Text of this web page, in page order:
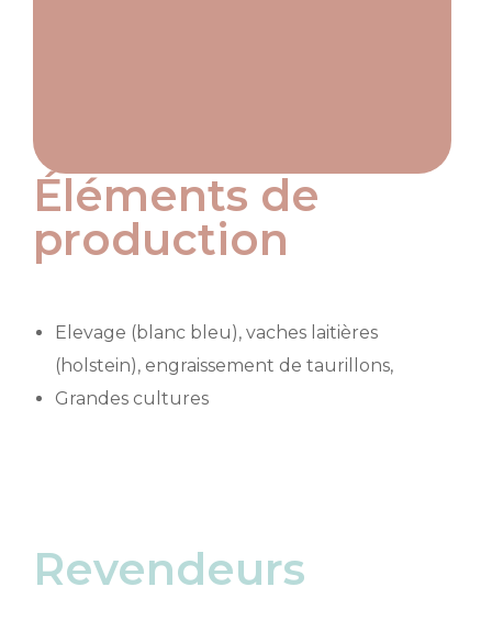
Éléments de
production
Elevage (blanc bleu), vaches laitières
(holstein), engraissement de taurillons,
Grandes cultures
Revendeurs